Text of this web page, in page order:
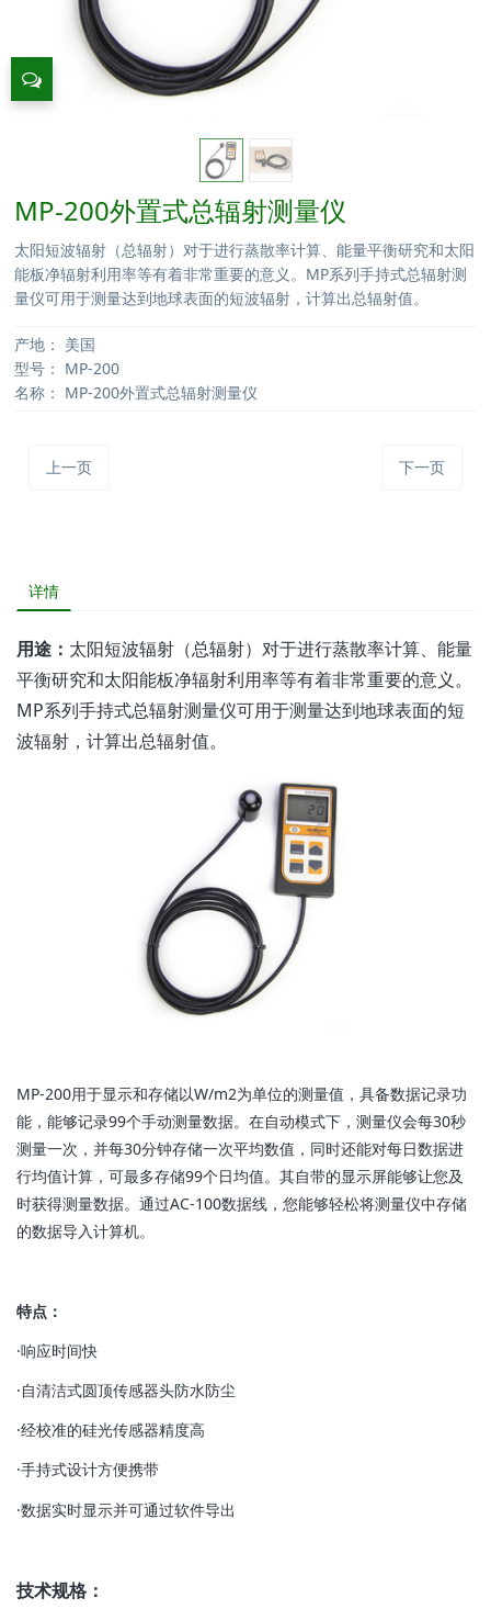
MP-200外置式总辐射测量仪
太阳短波辐射（总辐射）对于进行蒸散率计算、能量平衡研究和太阳
能板净辐射利用率等有着非常重要的意义。MP系列手持式总辐射测
量仪可用于测量达到地球表面的短波辐射，计算出总辐射值。
产地： 美国
型号： MP-200
名称： MP-200外置式总辐射测量仪
上一页 下一页
详情
用途： 太阳短波辐射（总辐射）对于进行蒸散率计算、能量
平衡研究和太阳能板净辐射利用率等有着非常重要的意义。
MP系列手持式总辐射测量仪可用于测量达到地球表面的短
波辐射，计算出总辐射值。
MP-200用于显示和存储以W/m2为单位的测量值，具备数据记录功
能，能够记录99个手动测量数据。在自动模式下，测量仪会每30秒
测量一次，并每30分钟存储一次平均数值，同时还能对每日数据进
行均值计算，可最多存储99个日均值。其自带的显示屏能够让您及
时获得测量数据。通过AC-100数据线，您能够轻松将测量仪中存储
的数据导入计算机。
特点：
·响应时间快
·自清洁式圆顶传感器头防水防尘
·经校准的硅光传感器精度高
·手持式设计方便携带
·数据实时显示并可通过软件导出
技术规格：